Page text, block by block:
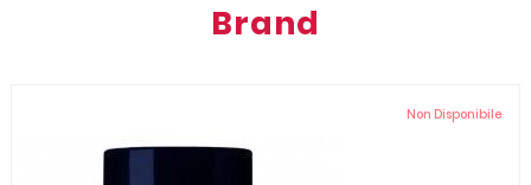
Brand
Non Disponibile